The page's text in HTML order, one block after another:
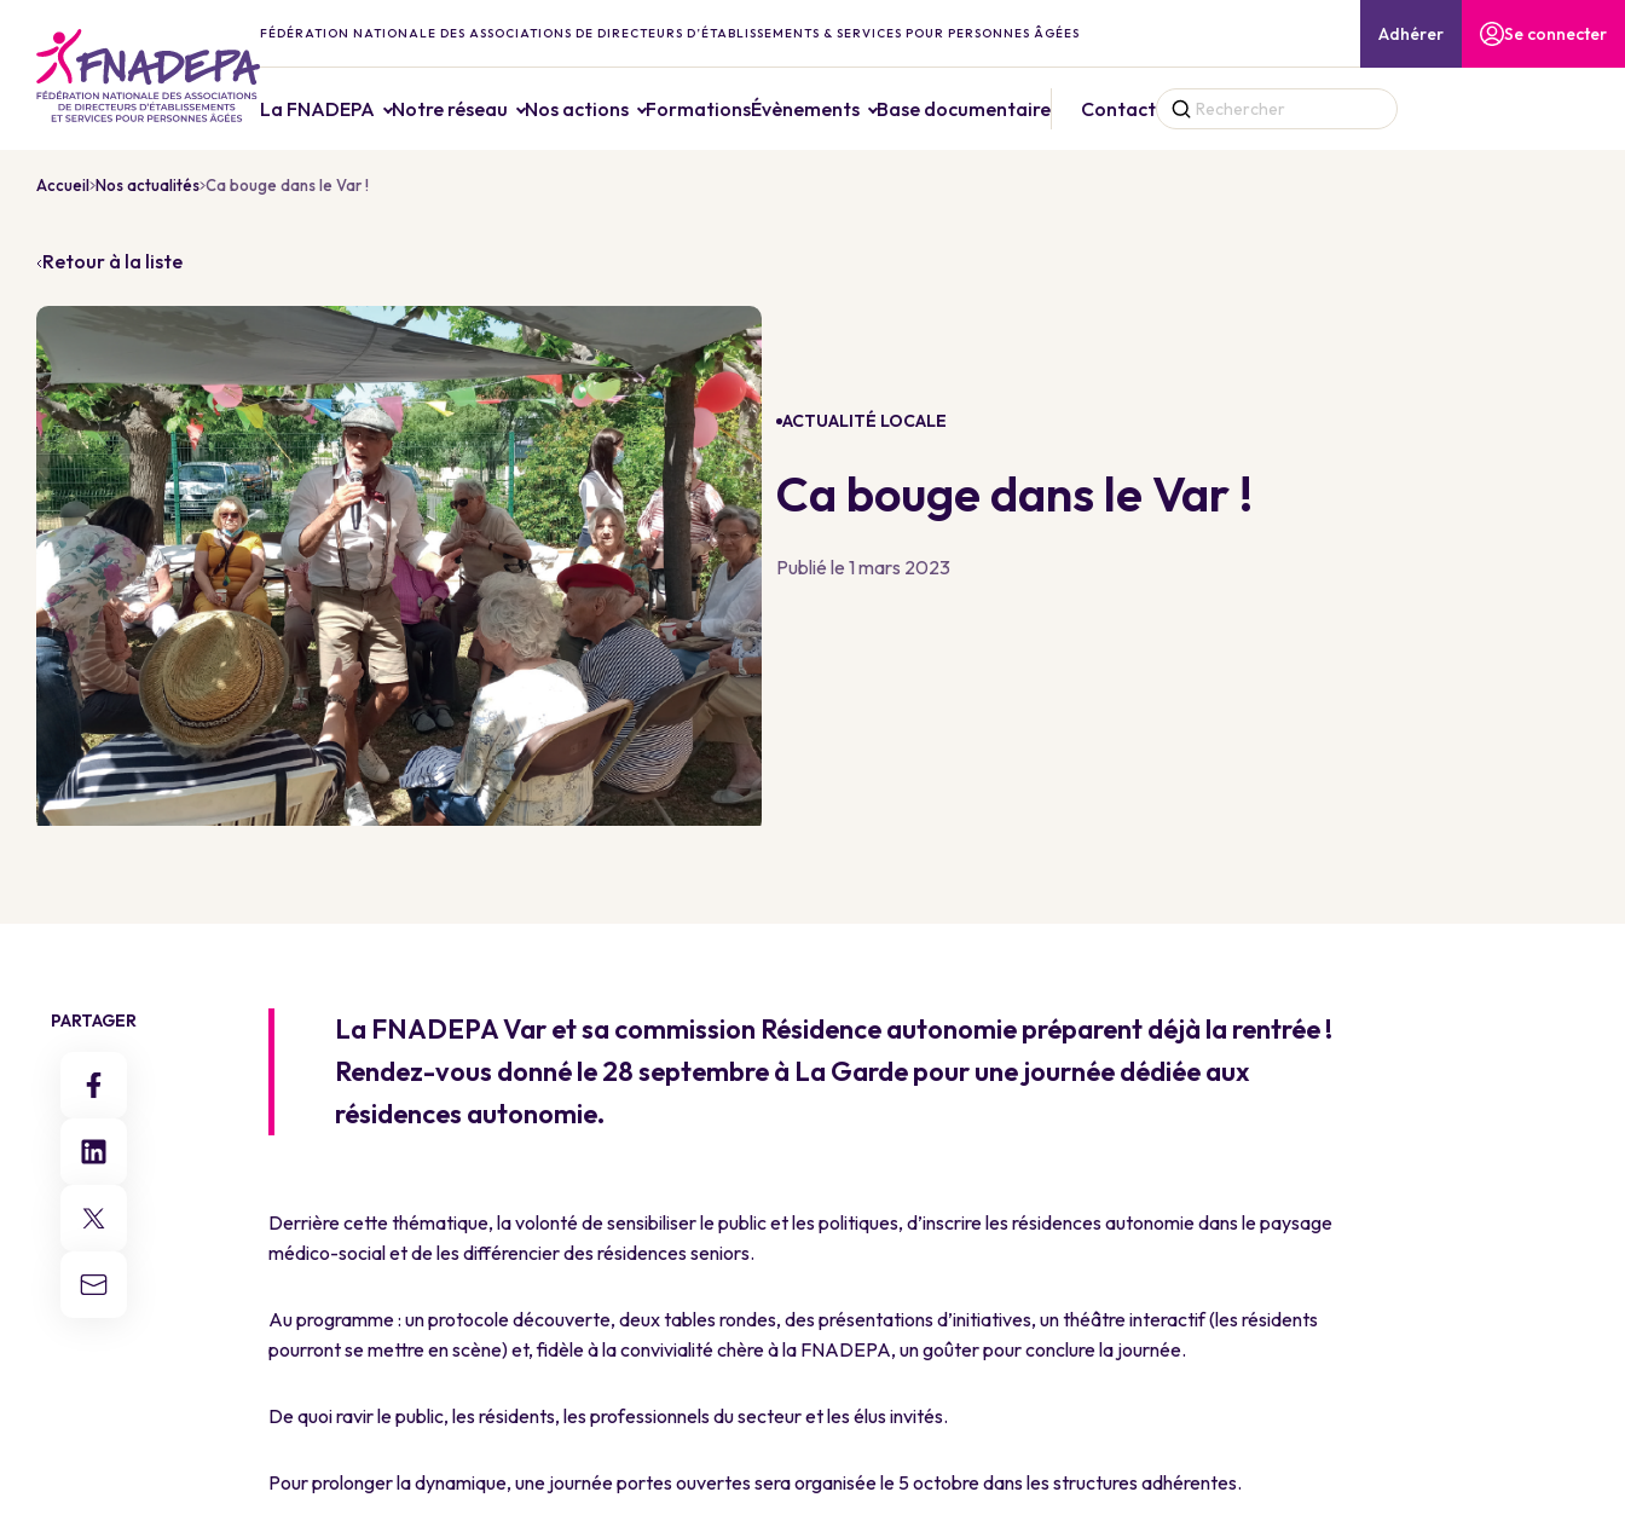
FÉDÉRATION NATIONALE DES ASSOCIATIONS DE DIRECTEURS D’ÉTABLISSEMENTS & SERVICES POUR PERSONNES ÂGÉES
La FNADEPA Notre réseau Nos actions FormationsÉvènements Base documentaire Contact
Adhérer Se connecter
Accueil Nos actualités Ca bouge dans le Var !
Retour à la liste
ACTUALITÉ LOCALE
Ca bouge dans le Var !
Publié le 1 mars 2023
PARTAGER
La FNADEPA Var et sa commission Résidence autonomie préparent déjà la rentrée !
Rendez-vous donné le 28 septembre à La Garde pour une journée dédiée aux
résidences autonomie.
Derrière cette thématique, la volonté de sensibiliser le public et les politiques, d’inscrire les résidences autonomie dans le paysage
médico-social et de les différencier des résidences seniors.
Au programme : un protocole découverte, deux tables rondes, des présentations d’initiatives, un théâtre interactif (les résidents
pourront se mettre en scène) et, fidèle à la convivialité chère à la FNADEPA, un goûter pour conclure la journée.
De quoi ravir le public, les résidents, les professionnels du secteur et les élus invités.
Pour prolonger la dynamique, une journée portes ouvertes sera organisée le 5 octobre dans les structures adhérentes.